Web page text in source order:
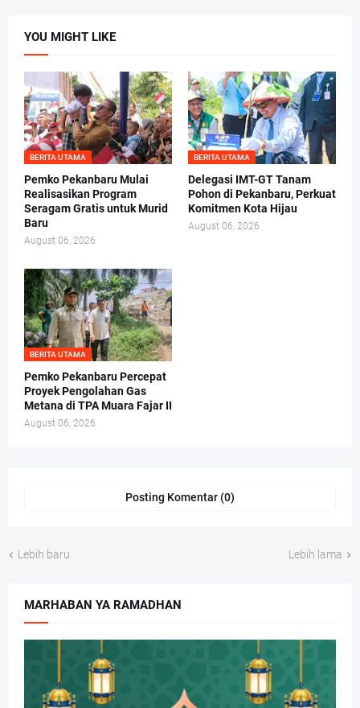
YOU MIGHT LIKE
BERITA UTAMA
Pemko Pekanbaru Mulai
Realisasikan Program
Seragam Gratis untuk Murid
Baru
August 06, 2026
BERITA UTAMA
Delegasi IMT-GT Tanam
Pohon di Pekanbaru, Perkuat
Komitmen Kota Hijau
August 06, 2026
BERITA UTAMA
Pemko Pekanbaru Percepat
Proyek Pengolahan Gas
Metana di TPA Muara Fajar II
August 06, 2026
Posting Komentar (0)
Lebih baru Lebih lama
MARHABAN YA RAMADHAN